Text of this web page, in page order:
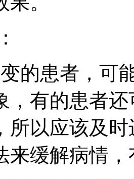
的患者，可
，有的患者
所以应该及
来缓解病情